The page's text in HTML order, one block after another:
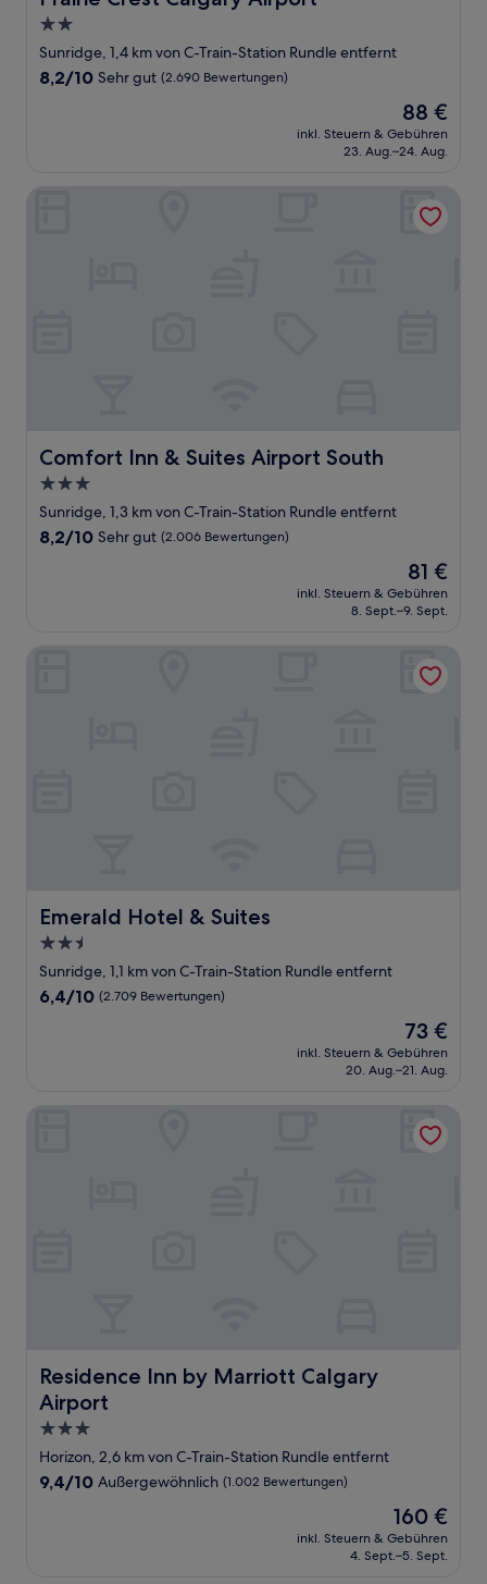
2.0-
Sterne-
Unterkunft
Sunridge, 1,4 km von C-Train-Station Rundle entfernt
8.2
Bewertungen)
8,2/10 Sehr gut (2.690 Bewertungen)
Der
Preis
beträgt
88 €
inkl. Steuern & Gebühren
23. Aug.–24. Aug.
Comfort Inn & Suites Airport South
Comfort Inn & Suites Airport South
3.0-
Sterne-
Unterkunft
Sunridge, 1,3 km von C-Train-Station Rundle entfernt
8.2
Bewertungen)
8,2/10 Sehr gut (2.006 Bewertungen)
Der
Preis
beträgt
81 €
inkl. Steuern & Gebühren
8. Sept.–9. Sept.
Emerald Hotel & Suites
Emerald Hotel & Suites
2.5-
Sterne-
Unterkunft
Sunridge, 1,1 km von C-Train-Station Rundle entfernt
6.4
6,4/10 (2.709 Bewertungen)
Der
Preis
beträgt
73 €
inkl. Steuern & Gebühren
20. Aug.–21. Aug.
Residence Inn by Marriott Calgary
Airport
Residence Inn by Marriott Calgary Airport
3.0-
Sterne-
Unterkunft
Horizon, 2,6 km von C-Train-Station Rundle entfernt
9.4
9,4/10 Außergewöhnlich (1.002 Bewertungen)
Der
Preis
beträgt
160 €
inkl. Steuern & Gebühren
4. Sept.–5. Sept.